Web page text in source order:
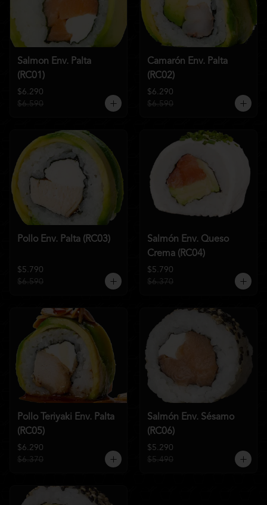
Salmon Env. Palta
(RC01)
$6.290
$6.590
Camarón Env. Palta
(RC02)
$6.290
$6.590
Pollo Env. Palta (RC03)
$5.790
$6.590
Salmón Env. Queso
Crema (RC04)
$5.790
$6.370
Pollo Teriyaki Env. Palta
(RC05)
$6.290
$6.370
Salmón Env. Sésamo
(RC06)
$5.290
$5.490